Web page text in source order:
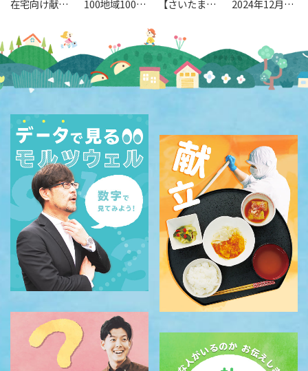
在宅向け献立2026年8月17日～8月30日 100地域100色のローカルファースト企業発掘メディア『loconomiQ（ロコノミック）』に掲載頂きました！ 【さいたま開催】 再加熱システム研修会 ＜７月＞ 2024年12月1日 お弁当お届け時間についてお知らせ